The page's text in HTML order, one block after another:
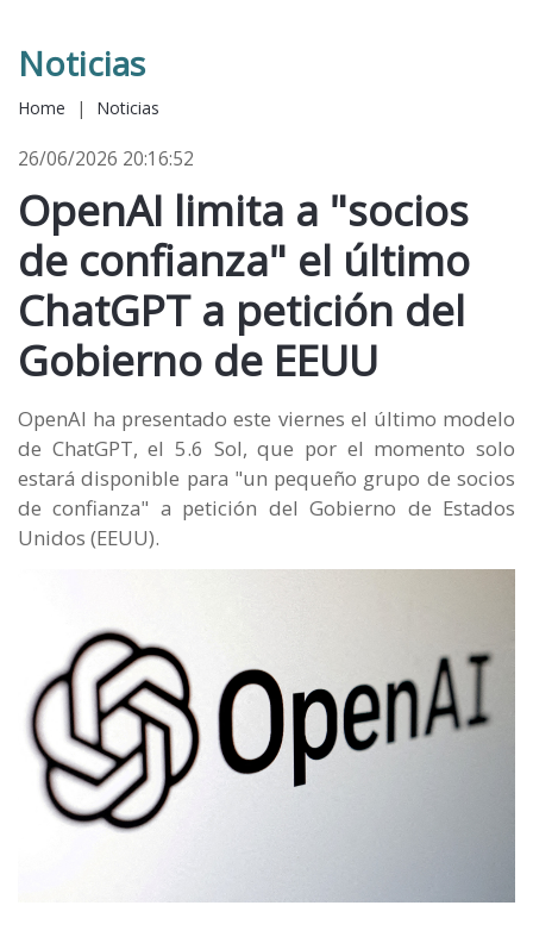
Noticias
Home | Noticias
26/06/2026 20:16:52
OpenAI limita a "socios
de confianza" el último
ChatGPT a petición del
Gobierno de EEUU
OpenAI ha presentado este viernes el último modelo
de ChatGPT, el 5.6 Sol, que por el momento solo
estará disponible para "un pequeño grupo de socios
de confianza" a petición del Gobierno de Estados
Unidos (EEUU).